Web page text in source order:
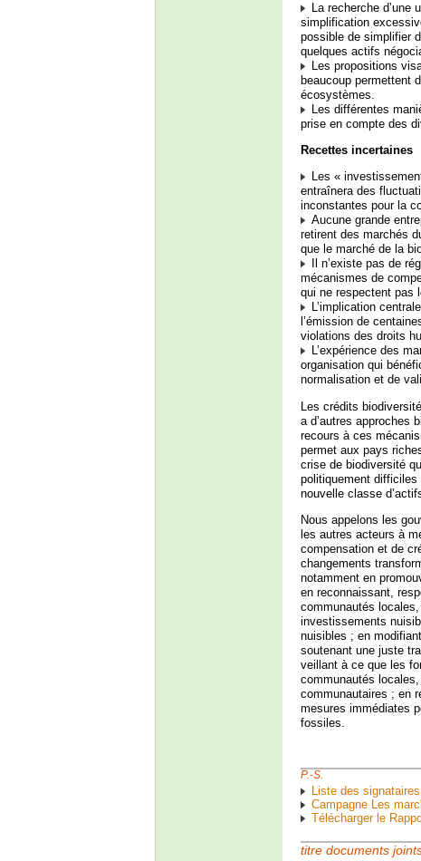
La recherche
simplification
possible de simplifier
quelques actifs
Les propositions
beaucoup permettent
écosystèmes.
Les différentes
prise en compte des
Recettes incertaines
Les «
entraînera des
inconstantes pour la
Aucune grande
retirent des marchés
que le marché de la
Il n’existe pas de
mécanismes de
qui ne respectent pas
L’implication
l’émission de
violations des droits
L’expérience des
organisation qui
normalisation et de
Les crédits
a d’autres approches
recours à ces
permet aux pays
crise de biodiversité
politiquement
nouvelle classe
Nous appelons les
les autres acteurs à
compensation et de
changements
notamment en
en reconnaissant,
communautés
investissements
nuisibles ; en
soutenant une juste
veillant à ce que les
communautés
communautaires ; en
mesures immédiates
fossiles.
P.-S.
Liste des
Campagne Les
Télécharger le
titre documents